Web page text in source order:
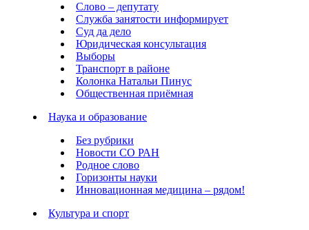
Слово – депутату
Служба занятости информирует
Суд да дело
Юридическая консультация
Выборы
Транспорт в районе
Колонка Натальи Пинус
Общественная приёмная
Наука и образование
Без рубрики
Новости СО РАН
Родное слово
Горизонты науки
Инновационная медицина – рядом!
Культура и спорт